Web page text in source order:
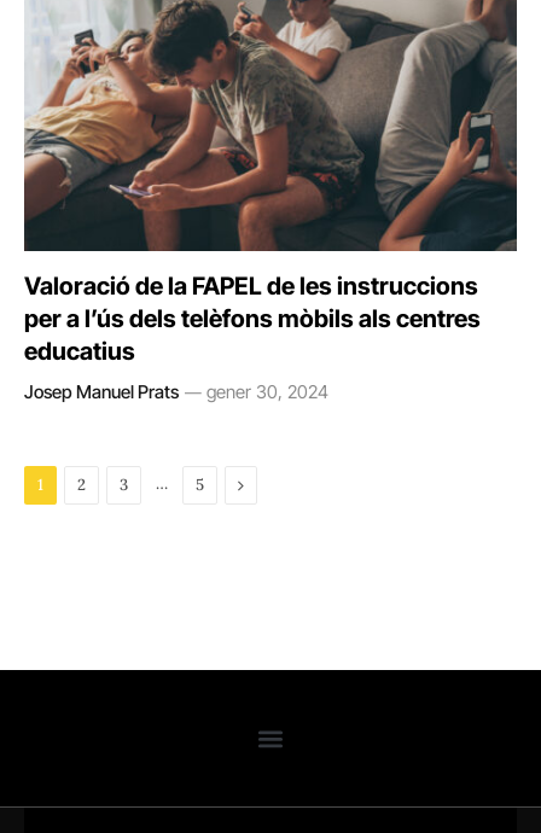
Valoració de la FAPEL de les instruccions
per a l’ús dels telèfons mòbils als centres
educatius
Josep Manuel Prats gener 30, 2024
1 2 3 … 5 Next